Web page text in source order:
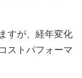
すが、経年変化
ストパフォーマ